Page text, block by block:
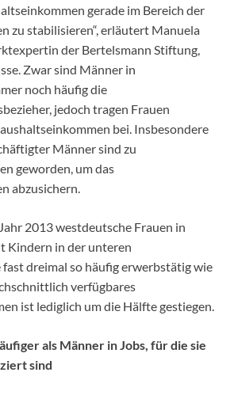
gerade im Bereich der
zu stabilisieren“, erläutert Manuela
der Bertelsmann Stiftung,
Zwar sind Männer in
noch häufig die
jedoch tragen Frauen
bei. Insbesondere
Männer sind zu
geworden, um das
abzusichern.
2013 westdeutsche Frauen in
Kindern in der unteren
dreimal so häufig erwerbstätig wie
verfügbares
ist lediglich um die Hälfte gestiegen.
als Männer in Jobs, für die sie
sind